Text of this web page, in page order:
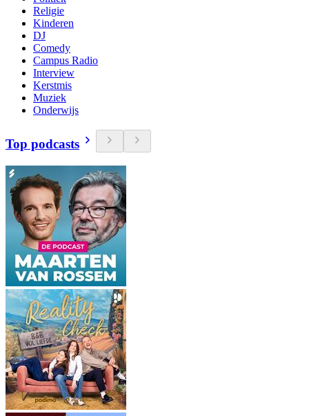
Religie
Kinderen
DJ
Comedy
Campus Radio
Interview
Kerstmis
Muziek
Onderwijs
Top podcasts